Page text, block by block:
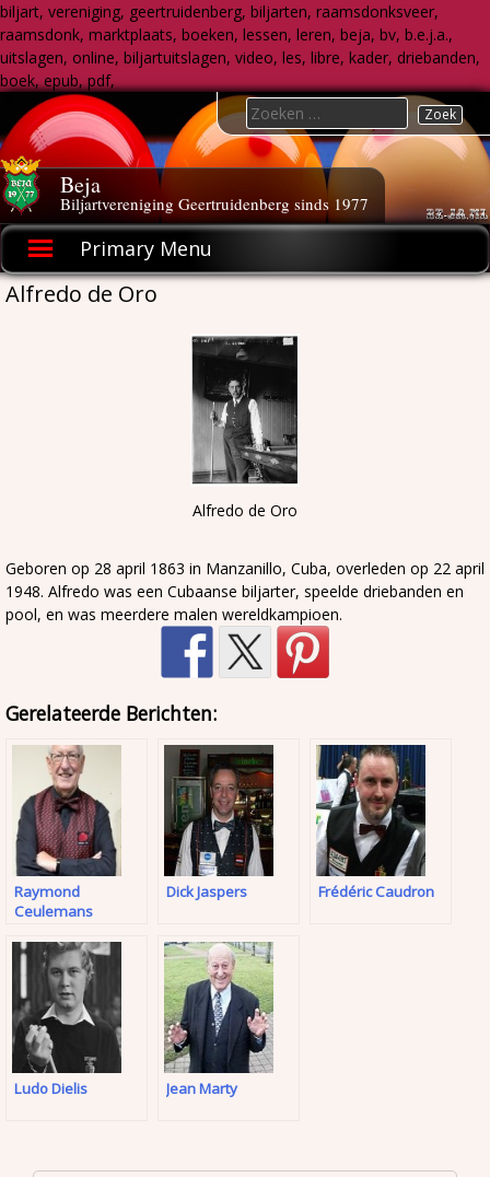
biljart, vereniging, geertruidenberg, biljarten, raamsdonksveer,
raamsdonk, marktplaats, boeken, lessen, leren, beja, bv, b.e.j.a.,
uitslagen, online, biljartuitslagen, video, les, libre, kader, driebanden,
boek, epub, pdf,
to
content
Beja
Biljartvereniging Geertruidenberg sinds 1977
Primary Menu
Search
for:
Alfredo de Oro
Alfredo de Oro
Geboren op 28 april 1863 in Manzanillo, Cuba, overleden op 22 april
1948. Alfredo was een Cubaanse biljarter, speelde driebanden en
pool, en was meerdere malen wereldkampioen.
Gerelateerde Berichten:
Raymond
Ceulemans
Dick Jaspers Frédéric Caudron
Ludo Dielis Jean Marty